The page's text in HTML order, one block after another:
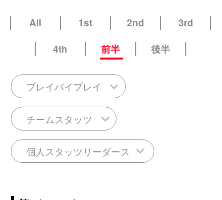
All 1st 2nd
3rd
4th
前半 後半
プレイバイプレイ
チームスタッツ
個人スタッツリーダース